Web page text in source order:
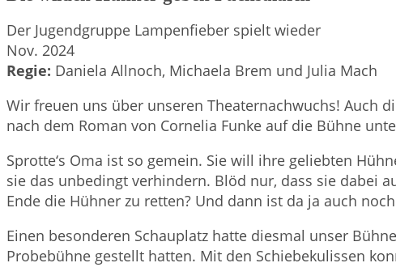
Der Jugendgruppe Lampenfieber spielt wieder
Nov. 2024
Regie: Daniela Allnoch, Michaela Brem und Julia Mach
Wir freuen uns über unseren Theaternachwuchs! Auch
nach dem Roman von Cornelia Funke auf die Bühne
Sprotte‘s Oma ist so gemein. Sie will ihre geliebten
sie das unbedingt verhindern. Blöd nur, dass sie dabei
Ende die Hühner zu retten? Und dann ist da ja auch
Einen besonderen Schauplatz hatte diesmal unser
Probebühne gestellt hatten. Mit den Schiebekulissen